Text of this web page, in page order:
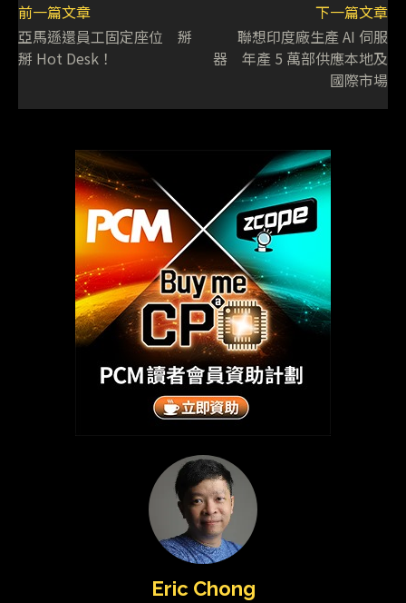
前一篇文章
亞馬遜還員工固定座位 掰
掰 Hot Desk！
下一篇文章
聯想印度廠生產 AI 伺服
器 年產 5 萬部供應本地及
國際市場
Eric Chong